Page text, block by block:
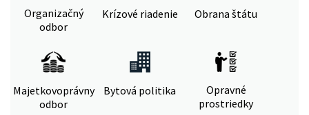
Organizačný
odbor
Krízové riadenie Obrana štátu
Majetkovoprávny
odbor
Bytová politika
Opravné
prostriedky